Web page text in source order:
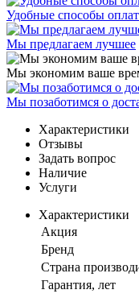
Удобные способы
Мы предлагаем лучшее
Мы экономим ваше
Мы позаботимся о
Характеристики
Отзывы
Задать вопрос
Наличие
Услуги
Характеристики
Акция
Бренд
Страна
Гарантия, лет